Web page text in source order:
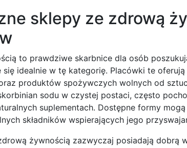
sklepy ze zdrową
to prawdziwe skarbnice dla osób
idealnie w tę kategorię. Placówki te
produktów spożywczych wolnych od
sodu w czystej postaci, często
suplementach. Dostępne formy
składników wspierających jego
żywnością zazwyczaj posiadają dobrą